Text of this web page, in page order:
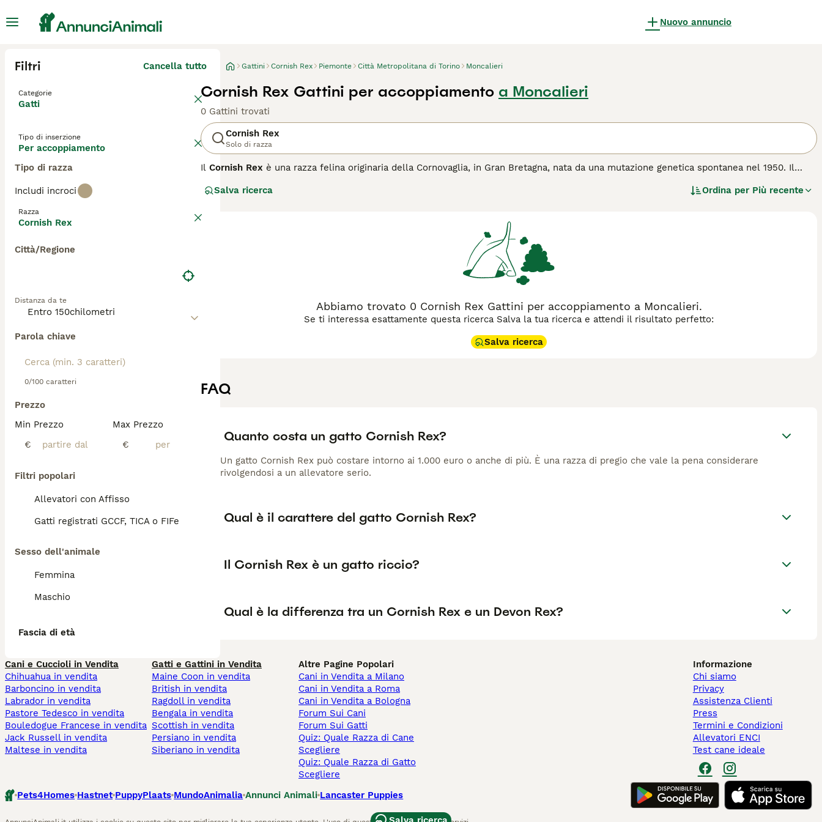
Nuovo annuncio
Filtri Cancella tutto
Categorie
Gatti
Tipo di inserzione
Per accoppiamento
Tipo di razza
Includi incroci
Razza
Cornish Rex
Città/Regione
Distanza da te
Parola chiave
0/100 caratteri
Prezzo
Min Prezzo
€
Max Prezzo
€
Filtri popolari
Allevatori con Affisso
Gatti registrati GCCF, TICA o FIFe
Sesso dell'animale
Femmina
Maschio
Fascia di età
Gattini Cornish Rex Piemonte Città Metropolitana di Torino Moncalieri
Cornish Rex Gattini per accoppiamento a Moncalieri
0 Gattini trovati
Cornish Rex
Solo di razza
Il Cornish Rex è una razza felina originaria della Cornovaglia, in Gran Bretagna, nata da una mutazione genetica spontanea nel 1950. Il
Nina Ennismore a Bodmin Moor. Il cucciolo presentava un mantello insolito: riccio e ondulato, simile al pelo di un agnello Cornish Rex. La
Cornish Rex non va confuso con il
Il tratto più caratteristico del Cornish Rex è il mantello cortissimo, ondulato e privo di peli di guardia, composto esclusivamente da peli di
sottopelo estremamente morbidi e fini al tatto. Questo lo rende uno dei gatti a minor spargimento di pelo, anche se non è considerato
completamente anallergico. Il fisico è snello, muscoloso e aerodinamico, con lunghe zampe, grandi orecchie appuntite e una testa a
rimane dinamico e vivace per tutta la vita. È sensibile al freddo a causa del mantello sottile e preferisce ambienti caldi. Si tratta di un
gatto ideale per chi cerca un compagno attivo e comunicativo.
Salva ricerca Ordina per Più recente
Abbiamo trovato 0 Cornish Rex Gattini per accoppiamento a Moncalieri.
Se ti interessa esattamente questa ricerca Salva la tua ricerca e attendi il risultato perfetto:
Salva ricerca
FAQ
Quanto costa un gatto Cornish Rex?
Un gatto Cornish Rex può costare intorno ai 1.000 euro o anche di più. È una razza di pregio che vale la pena considerare
rivolgendosi a un allevatore serio.
Qual è il carattere del gatto Cornish Rex?
Il Cornish Rex è un gatto riccio?
Qual è la differenza tra un Cornish Rex e un Devon Rex?
Cani e Cuccioli in Vendita
Chihuahua in vendita
Barboncino in vendita
Labrador in vendita
Pastore Tedesco in vendita
Bouledogue Francese in vendita
Jack Russell in vendita
Maltese in vendita
Gatti e Gattini in Vendita
Maine Coon in vendita
British in vendita
Ragdoll in vendita
Bengala in vendita
Scottish in vendita
Persiano in vendita
Siberiano in vendita
Altre Pagine Popolari
Cani in Vendita a Milano
Cani in Vendita a Roma
Cani in Vendita a Bologna
Forum Sui Cani
Forum Sui Gatti
Quiz: Quale Razza di Cane
Scegliere
Quiz: Quale Razza di Gatto
Scegliere
Informazione
Chi siamo
Privacy
Assistenza Clienti
Press
Termini e Condizioni
Allevatori ENCI
Test cane ideale
Pets4Homes Hastnet PuppyPlaats MundoAnimalia Annunci Animali Lancaster Puppies